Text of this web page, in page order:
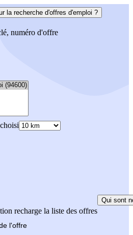
la recherche d'offres d'emploi ?
numéro d'offre
recharge la liste des offres
Qui sont
l'offre